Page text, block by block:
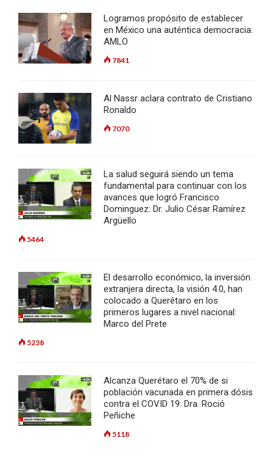
Logramos propósito de establecer
en México una auténtica democracia:
AMLO
7841
Al Nassr aclara contrato de Cristiano
Ronaldo
7070
La salud seguirá siendo un tema
fundamental para continuar con los
avances que logró Francisco
Dominguez: Dr. Julio César Ramírez
Argüello
5464
El desarrollo económico, la inversión
extranjera directa, la visión 4.0, han
colocado a Querétaro en los
primeros lugares a nivel nacional:
Marco del Prete
5238
Alcanza Querétaro el 70% de si
población vacunada en primera dósis
contra el COVID 19: Dra. Roció
Peñiche
5118